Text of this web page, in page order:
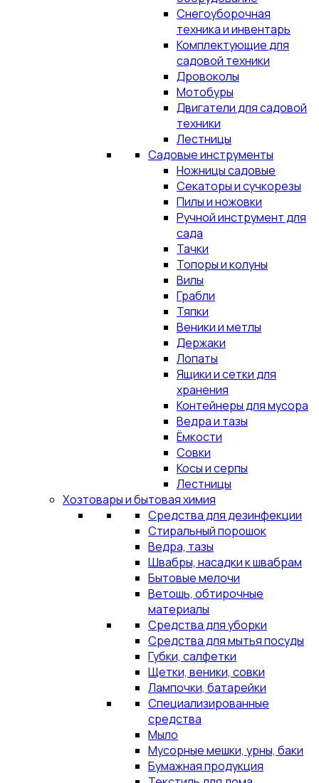
Снегоуборочная
техника и инвентарь
Комплектующие для
садовой техники
Дровоколы
Мотобуры
Двигатели для садовой
техники
Лестницы
Садовые инструменты
Ножницы садовые
Секаторы и сучкорезы
Пилы и ножовки
Ручной инструмент для
сада
Тачки
Топоры и колуны
Вилы
Грабли
Тяпки
Веники и метлы
Держаки
Лопаты
Ящики и сетки для
хранения
Контейнеры для мусора
Ведра и тазы
Ёмкости
Совки
Косы и серпы
Лестницы
Хозтовары и бытовая химия
Средства для дезинфекции
Стиральный порошок
Ведра, тазы
Швабры, насадки к швабрам
Бытовые мелочи
Ветошь, обтирочные
материалы
Средства для уборки
Средства для мытья посуды
Губки, салфетки
Щетки, веники, совки
Лампочки, батарейки
Специализированные
средства
Мыло
Мусорные мешки, урны, баки
Бумажная продукция